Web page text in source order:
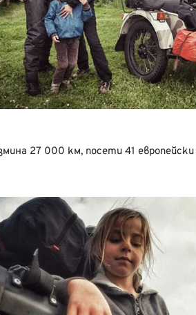
27 000 км, посети 41